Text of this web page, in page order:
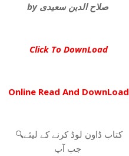
by صلاح الدین سعیدی
Click To DownLoad
Online Read And DownLoad
🔍کتاب ڈاون لوڈ کرنے کے لیئے
جب آپ